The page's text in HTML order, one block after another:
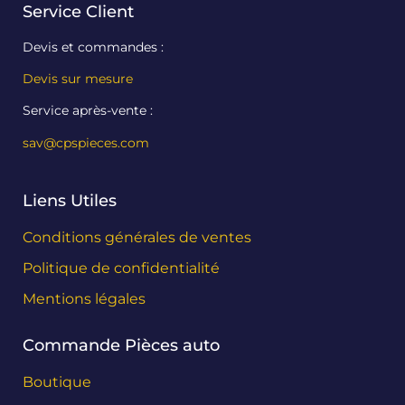
Service Client
Devis et commandes :
Devis sur mesure
Service après-vente :
sav@cpspieces.com
Liens Utiles
Conditions générales de ventes
Politique de confidentialité
Mentions légales
Commande Pièces auto
Boutique